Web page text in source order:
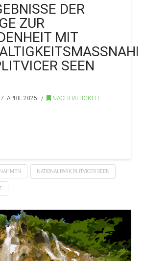
DER
ZUR
MIT
SEEN 2
APRIL 2025. NACHHALTIGKEIT
NATIONALPARK PLITVICER SEEN